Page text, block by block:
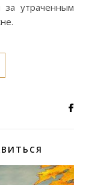
утраченным